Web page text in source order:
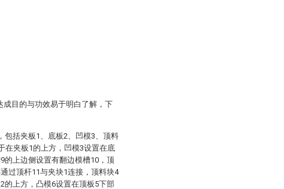
目的与功效易于明白了解，下
包括夹板1、底板2、凹模3、顶料
在夹板1的上方，凹模3设置在底
的上边侧设置有翻边模槽10，顶
过顶杆11与夹块1连接，顶料块4
的上方，凸模6设置在顶板5下部